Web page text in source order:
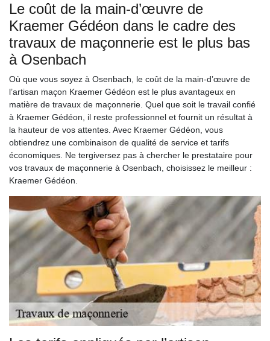
Le coût de la main-d’œuvre de
Kraemer Gédéon dans le cadre des
travaux de maçonnerie est le plus bas
à Osenbach
Où que vous soyez à Osenbach, le coût de la main-d’œuvre de
l’artisan maçon Kraemer Gédéon est le plus avantageux en
matière de travaux de maçonnerie. Quel que soit le travail confié
à Kraemer Gédéon, il reste professionnel et fournit un résultat à
la hauteur de vos attentes. Avec Kraemer Gédéon, vous
obtiendrez une combinaison de qualité de service et tarifs
économiques. Ne tergiversez pas à chercher le prestataire pour
vos travaux de maçonnerie à Osenbach, choisissez le meilleur :
Kraemer Gédéon.